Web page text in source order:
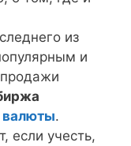
из
и
валюты.
если учесть,